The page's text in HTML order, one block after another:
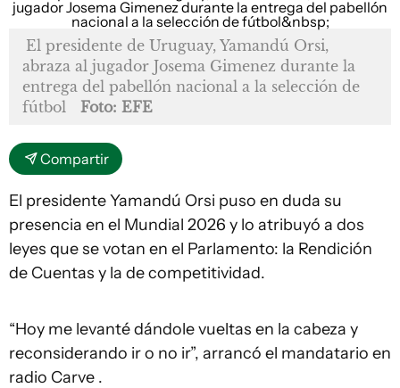
El presidente de Uruguay, Yamandú Orsi,
abraza al jugador Josema Gimenez durante la
entrega del pabellón nacional a la selección de
fútbol
Foto: EFE
Compartir
El presidente Yamandú Orsi puso en duda su
presencia en el Mundial 2026 y lo atribuyó a dos
leyes que se votan en el Parlamento: la Rendición
de Cuentas y la de competitividad.
“Hoy me levanté dándole vueltas en la cabeza y
reconsiderando ir o no ir”, arrancó el mandatario en
radio Carve .